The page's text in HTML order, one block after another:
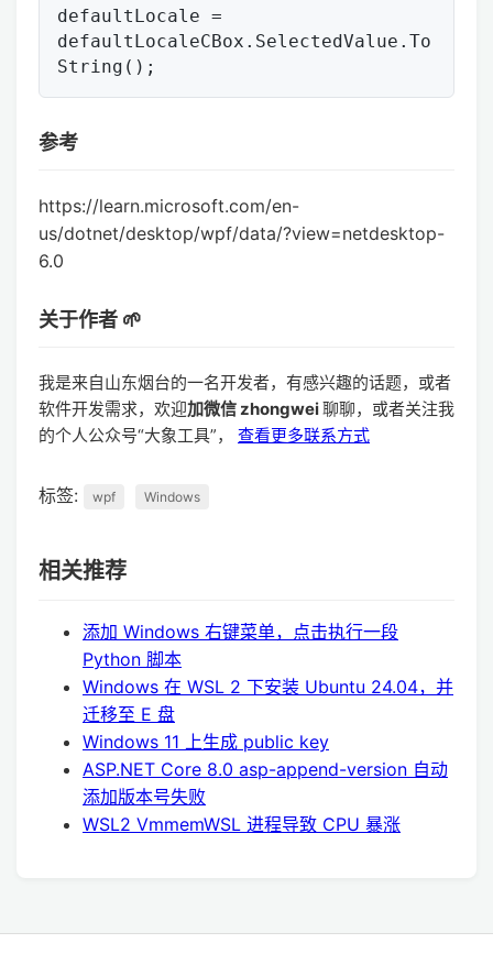
defaultLocale =
defaultLocaleCBox.SelectedValue.To
参考
https://learn.microsoft.com/en-
us/dotnet/desktop/wpf/data/?view=netdesktop-
6.0
关于作者 🌱
我是来自山东烟台的一名开发者，有感兴趣的话题，或者
软件开发需求，欢迎加微信 zhongwei聊聊，或者关注我
的个人公众号“大象工具”， 查看更多联系方式
标签: wpf Windows
相关推荐
添加 Windows 右键菜单，点击执行一段
Python 脚本
Windows 在 WSL 2 下安装 Ubuntu 24.04，并
迁移至 E 盘
Windows 11 上生成 public key
ASP.NET Core 8.0 asp-append-version 自动
添加版本号失败
WSL2 VmmemWSL 进程导致 CPU 暴涨